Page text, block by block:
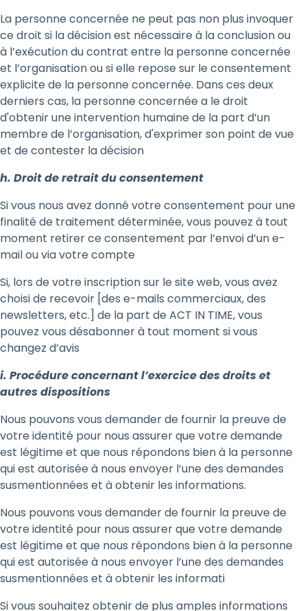
La personne concernée ne peut pas non plus invoquer
ce droit si la décision est nécessaire à la conclusion ou
à l’exécution du contrat entre la personne concernée
et l’organisation ou si elle repose sur le consentement
explicite de la personne concernée. Dans ces deux
derniers cas, la personne concernée a le droit
d'obtenir une intervention humaine de la part d’un
membre de l’organisation, d'exprimer son point de vue
et de contester la décision
h. Droit de retrait du consentement
Si vous nous avez donné votre consentement pour une
finalité de traitement déterminée, vous pouvez à tout
moment retirer ce consentement par l’envoi d’un e-
mail ou via votre compte
Si, lors de votre inscription sur le site web, vous avez
choisi de recevoir [des e-mails commerciaux, des
newsletters, etc.] de la part de ACT IN TIME, vous
pouvez vous désabonner à tout moment si vous
changez d’avis
i. Procédure concernant l’exercice des droits et
autres dispositions
Nous pouvons vous demander de fournir la preuve de
votre identité pour nous assurer que votre demande
est légitime et que nous répondons bien à la personne
qui est autorisée à nous envoyer l’une des demandes
susmentionnées et à obtenir les informations.
Nous pouvons vous demander de fournir la preuve de
votre identité pour nous assurer que votre demande
est légitime et que nous répondons bien à la personne
qui est autorisée à nous envoyer l’une des demandes
susmentionnées et à obtenir les informati
Si vous souhaitez obtenir de plus amples informations